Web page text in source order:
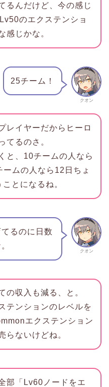
るんだけど、今の感じ
のエクステンショ
感じかな。
クオン
25チーム！
レイヤーだからヒーロ
てるのさ。
と、10チームの人なら
ムの人なら12日ちょ
とになるね。
クオン
るのに日数
の収入も減る、と。
テンションのレベルを
エクステンション
らないけどね。
部「Lv60ノードをエ